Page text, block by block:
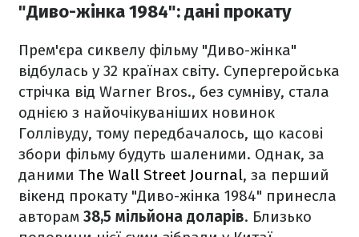
"Диво-жінка 1984": дані прокату
Прем'єра сиквелу фільму "Диво-жінка"
відбулась у 32 країнах світу. Супергеройська
стрічка від Warner Bros., без сумніву, стала
однією з найочікуваніших новинок
Голлівуду, тому передбачалось, що касові
збори фільму будуть шаленими. Однак, за
даними The Wall Street Journal, за перший
вікенд прокату "Диво-жінка 1984" принесла
авторам 38,5 мільйона доларів. Близько